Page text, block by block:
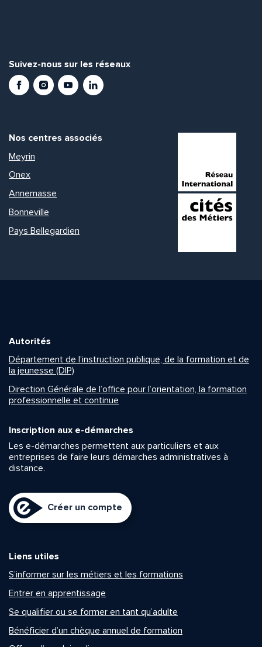
Suivez-nous sur les réseaux
FacebookInstagramYoutubeLinkedIn
Nos centres associés
Meyrin
Onex
Annemasse
Bonneville
Pays Bellegardien
Autorités
Département de l’instruction publique, de la formation et de
la jeunesse (DIP)
Direction Générale de l’office pour l’orientation, la formation
professionnelle et continue
Inscription aux e-démarches
Les e-démarches permettent aux particuliers et aux
entreprises de faire leurs démarches administratives à
distance.
Créer un compte
Liens utiles
S’informer sur les métiers et les formations
Entrer en apprentissage
Se qualifier ou se former en tant qu’adulte
Bénéficier d’un chèque annuel de formation